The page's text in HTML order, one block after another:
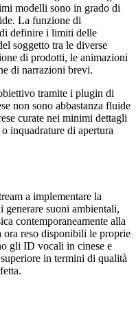
modelli sono in grado di
La funzione di
definire i limiti delle
soggetto tra le diverse
di prodotti, le animazioni
di narrazioni brevi.
tramite i plugin di
non sono abbastanza fluide
curate nei minimi dettagli
inquadrature di apertura
a implementare la
generare suoni ambientali,
contemporaneamente alla
reso disponibili le proprie
gli ID vocali in cinese e
in termini di qualità